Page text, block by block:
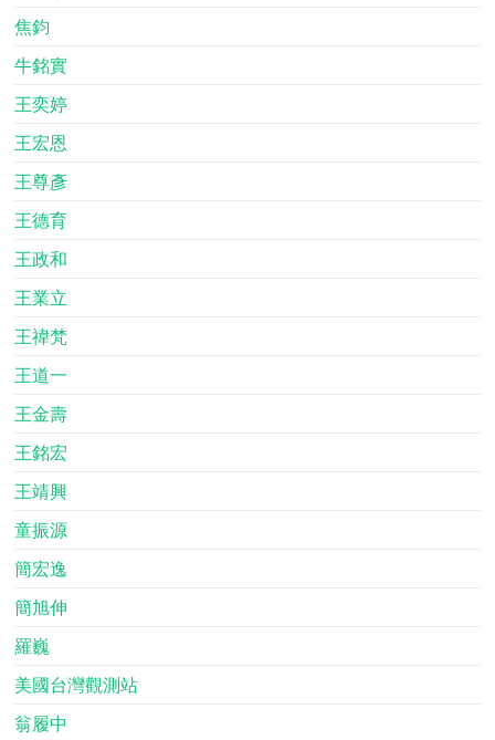
焦鈞
牛銘實
王奕婷
王宏恩
王尊彥
王德育
王政和
王業立
王禕梵
王道一
王金壽
王銘宏
王靖興
童振源
簡宏逸
簡旭伸
羅巍
美國台灣觀測站
翁履中